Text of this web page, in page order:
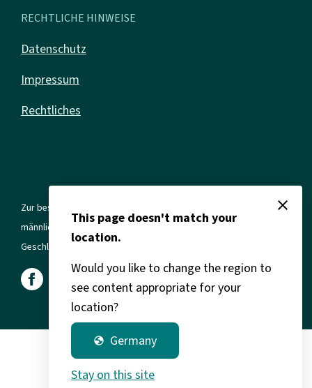
RECHTLICHE HINWEISE
Datenschutz
Impressum
Rechtliches
Zur besseren Lesbarkeit verwenden wir in allen Texten die
männliche Form. Gemeint sind jedoch immer alle Geschlechter und
Geschlechtsidentitäten.
close
This page doesn't match your
location.
Would you like to change the region to
see content appropriate for your
location?
globe Germany
Stay on this site